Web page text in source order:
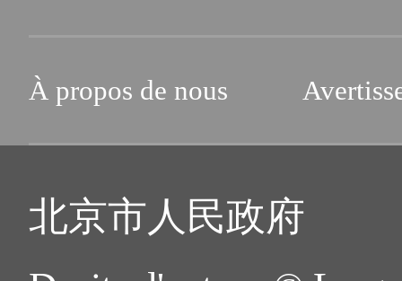
À propos de nous
北京市人民政府